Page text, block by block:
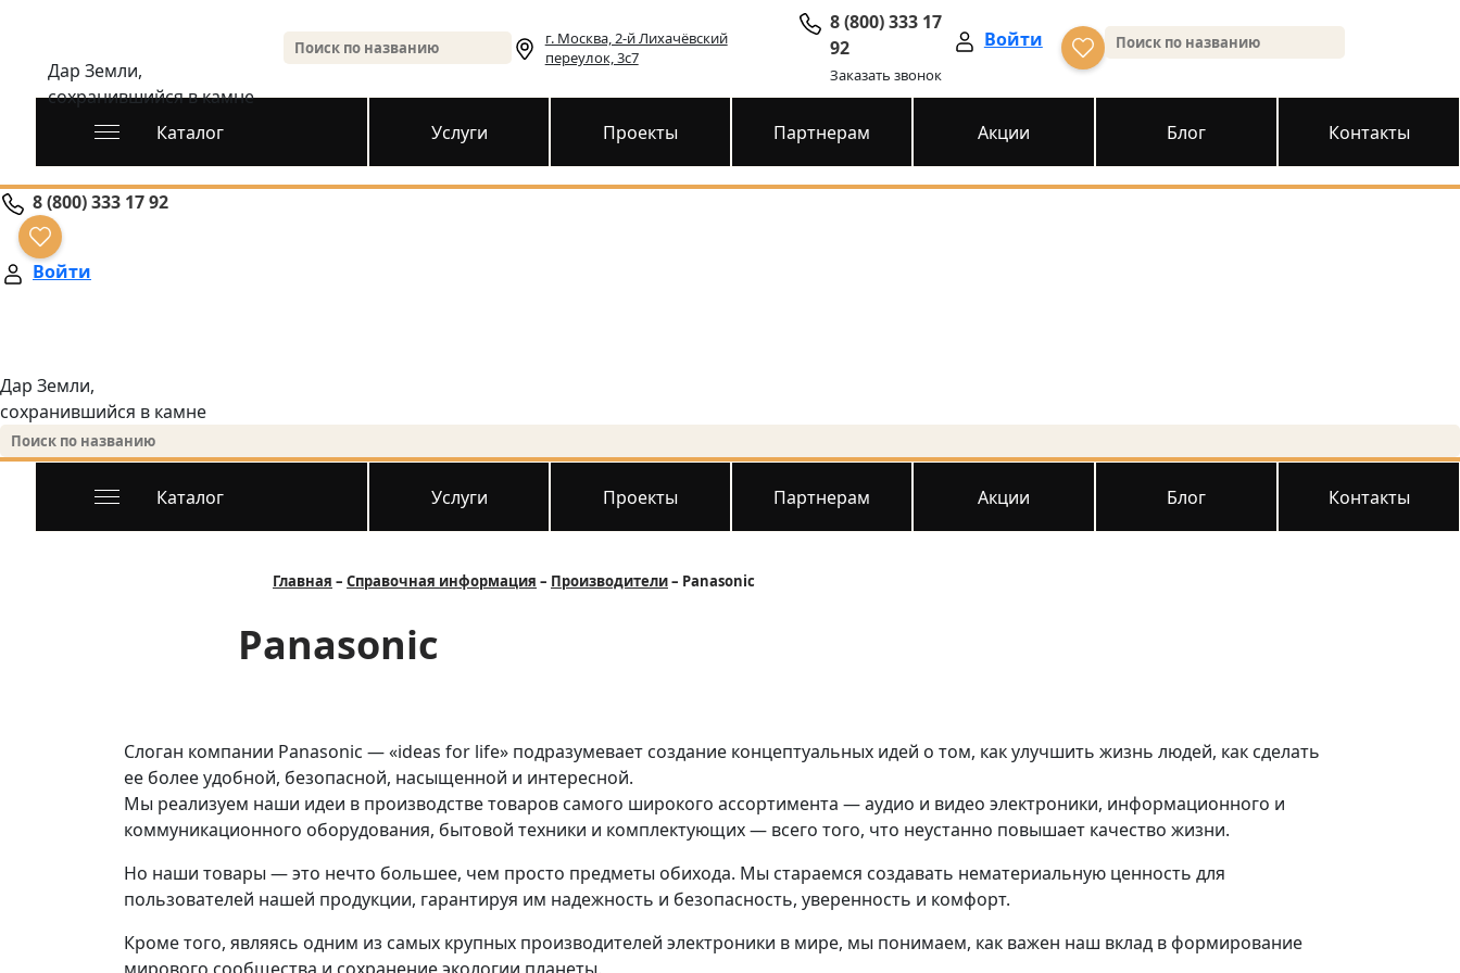
Дар Земли,
сохранившийся в камне
г. Москва, 2-й Лихачёвский
переулок, 3с7
8 (800) 333 17
92
Заказать звонок
Войти
Каталог Услуги Проекты Партнерам Акции Блог Контакты
8 (800) 333 17 92
Войти
Дар Земли,
сохранившийся в камне
Каталог Услуги Проекты Партнерам Акции Блог Контакты
Главная Справочная информация Производители Panasonic
Panasonic
Слоган компании Panasonic — «ideas for life» подразумевает создание концептуальных идей о том, как улучшить жизнь людей, как сделать
ее более удобной, безопасной, насыщенной и интересной.
Мы реализуем наши идеи в производстве товаров самого широкого ассортимента — аудио и видео электроники, информационного и
коммуникационного оборудования, бытовой техники и комплектующих — всего того, что неустанно повышает качество жизни.
Но наши товары — это нечто большее, чем просто предметы обихода. Мы стараемся создавать нематериальную ценность для
пользователей нашей продукции, гарантируя им надежность и безопасность, уверенность и комфорт.
Кроме того, являясь одним из самых крупных производителей электроники в мире, мы понимаем, как важен наш вклад в формирование